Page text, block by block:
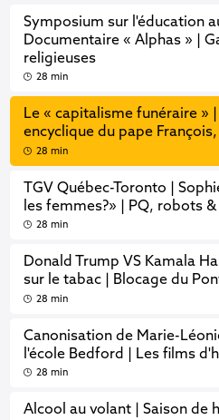
Symposium sur l'éducation
Documentaire « Alphas » |
religieuses
28 min
Le « capitalisme funéraire »
encyclique du pape
28 min
TGV Québec-Toronto |
les femmes?» | PQ, robots
28 min
Donald Trump VS Kamala
sur le tabac | Blocage du
28 min
Canonisation de Marie-
l'école Bedford | Les films
28 min
Alcool au volant | Saison de